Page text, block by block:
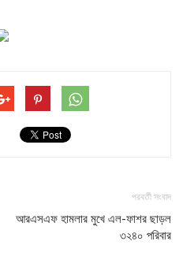
পরবর্তী সংবাদ
আরএসএফ হামলার মুখে এল-ফাশর ছাড়ল
৩২৪০ পরিবার